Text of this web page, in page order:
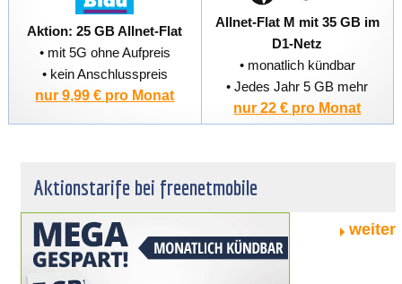
Aktion: 25 GB Allnet-Flat
• mit 5G ohne Aufpreis
• kein Anschlusspreis
nur 9,99 € pro Monat
Allnet-Flat M mit 35 GB im
D1-Netz
• monatlich kündbar
• Jedes Jahr 5 GB mehr
nur 22 € pro Monat
Aktionstarife bei freenetmobile
weiter